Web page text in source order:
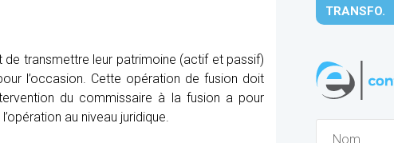
de transmettre leur patrimoine (actif et passif)
l’occasion. Cette opération de fusion doit
du commissaire à la fusion a pour
au niveau juridique.
TRANSFO.